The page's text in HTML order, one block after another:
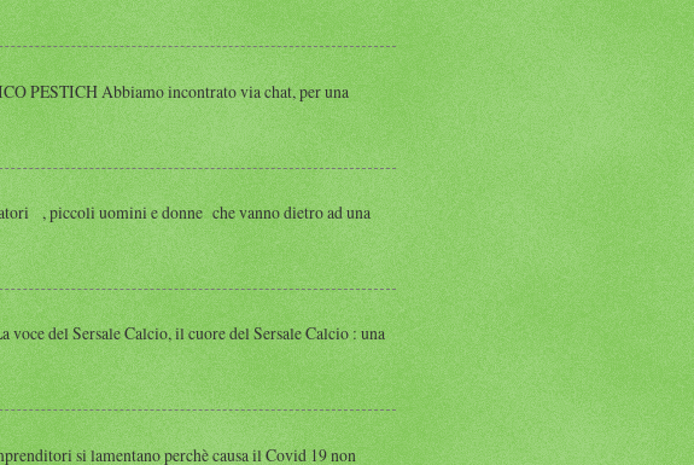
PESTICH Abbiamo incontrato via chat, per una
, piccoli uomini e donne che vanno dietro ad una
del Sersale Calcio, il cuore del Sersale Calcio : una
si lamentano perchè causa il Covid 19 non